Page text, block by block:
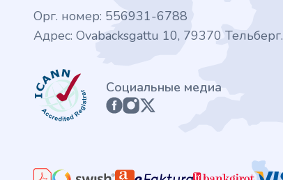
Орг. номер: 556931-6788
Адрес: Ovabacksgattu 10, 79370 Тельберг.
ICANN
Социальные медиа